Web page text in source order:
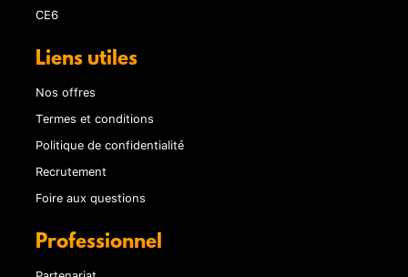
CE6
Liens utiles
Nos offres
Termes et conditions
Politique de confidentialité
Recrutement
Foire aux questions
Professionnel